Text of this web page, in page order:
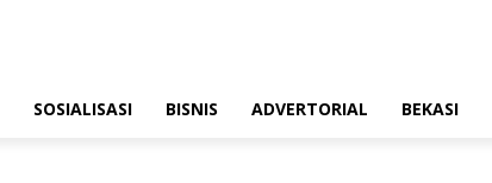
SOSIALISASI BISNIS ADVERTORIAL BEKASI